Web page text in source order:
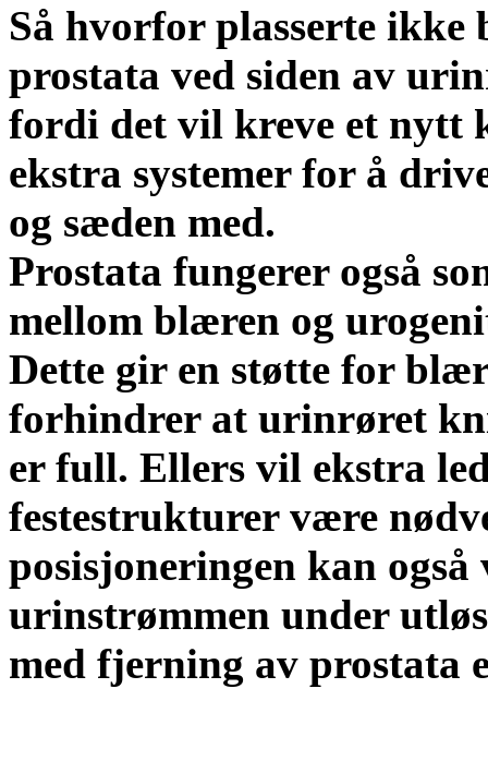
Så hvorfor plasserte ikke
prostata ved siden av
fordi det vil kreve et nytt
ekstra systemer for å
og sæden med.
Prostata fungerer også
mellom blæren og
Dette gir en støtte for
forhindrer at urinrøret
er full. Ellers vil ekstra
festestrukturer være
posisjoneringen kan
urinstrømmen under
med fjerning av prostata